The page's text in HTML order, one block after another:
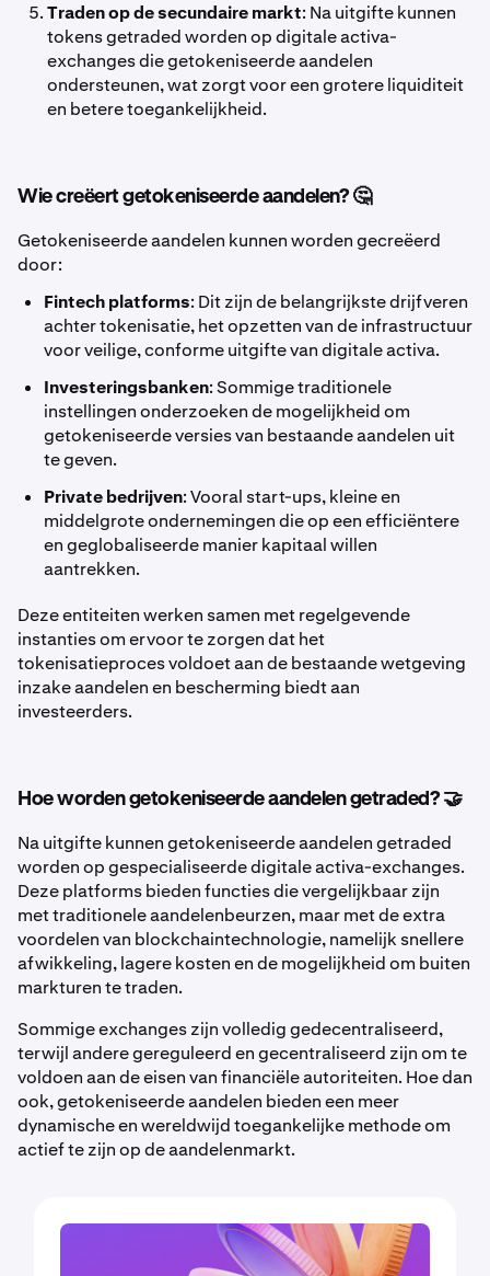
Traden op de secundaire markt: Na uitgifte kunnen
tokens getraded worden op digitale activa-
exchanges die getokeniseerde aandelen
ondersteunen, wat zorgt voor een grotere liquiditeit
en betere toegankelijkheid.
Wie creëert getokeniseerde aandelen? 🤔
Getokeniseerde aandelen kunnen worden gecreëerd
door:
Fintech platforms: Dit zijn de belangrijkste drijfveren
achter tokenisatie, het opzetten van de infrastructuur
voor veilige, conforme uitgifte van digitale activa.
Investeringsbanken: Sommige traditionele
instellingen onderzoeken de mogelijkheid om
getokeniseerde versies van bestaande aandelen uit
te geven.
Private bedrijven: Vooral start-ups, kleine en
middelgrote ondernemingen die op een efficiëntere
en geglobaliseerde manier kapitaal willen
aantrekken.
Deze entiteiten werken samen met regelgevende
instanties om ervoor te zorgen dat het
tokenisatieproces voldoet aan de bestaande wetgeving
inzake aandelen en bescherming biedt aan
investeerders.
Hoe worden getokeniseerde aandelen getraded? 🤝
Na uitgifte kunnen getokeniseerde aandelen getraded
worden op gespecialiseerde digitale activa-exchanges.
Deze platforms bieden functies die vergelijkbaar zijn
met traditionele aandelenbeurzen, maar met de extra
voordelen van blockchaintechnologie, namelijk snellere
afwikkeling, lagere kosten en de mogelijkheid om buiten
markturen te traden.
Sommige exchanges zijn volledig gedecentraliseerd,
terwijl andere gereguleerd en gecentraliseerd zijn om te
voldoen aan de eisen van financiële autoriteiten. Hoe dan
ook, getokeniseerde aandelen bieden een meer
dynamische en wereldwijd toegankelijke methode om
actief te zijn op de aandelenmarkt.